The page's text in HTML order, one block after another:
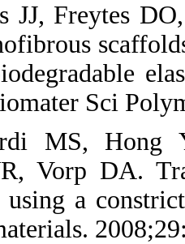
38. Stankus
Hybrid
synthetic
matrix. J
39. El-Kurdi
Wagner
vein grafts
wrap.